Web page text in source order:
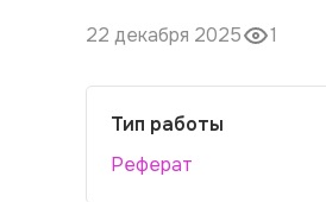
22 декабря 2025 1
Тип работы
Реферат